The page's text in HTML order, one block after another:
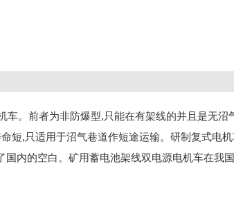
车。前者为非防爆型,只能在有架线的并且是无沼
短,只适用于沼气巷道作短途运输。研制复式电
国内的空白。矿用蓄电池架线双电源电机车在我